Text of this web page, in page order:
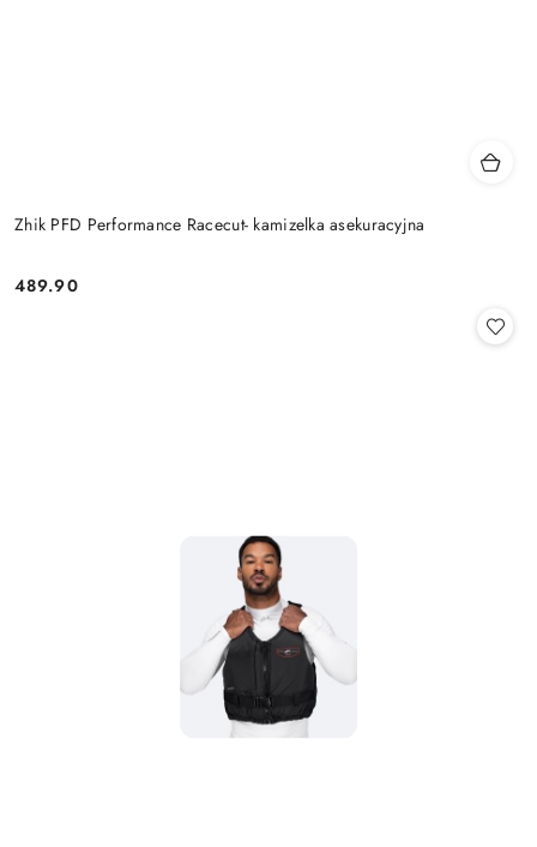
Zhik PFD Performance Racecut- kamizelka asekuracyjna
Cena:
489.90